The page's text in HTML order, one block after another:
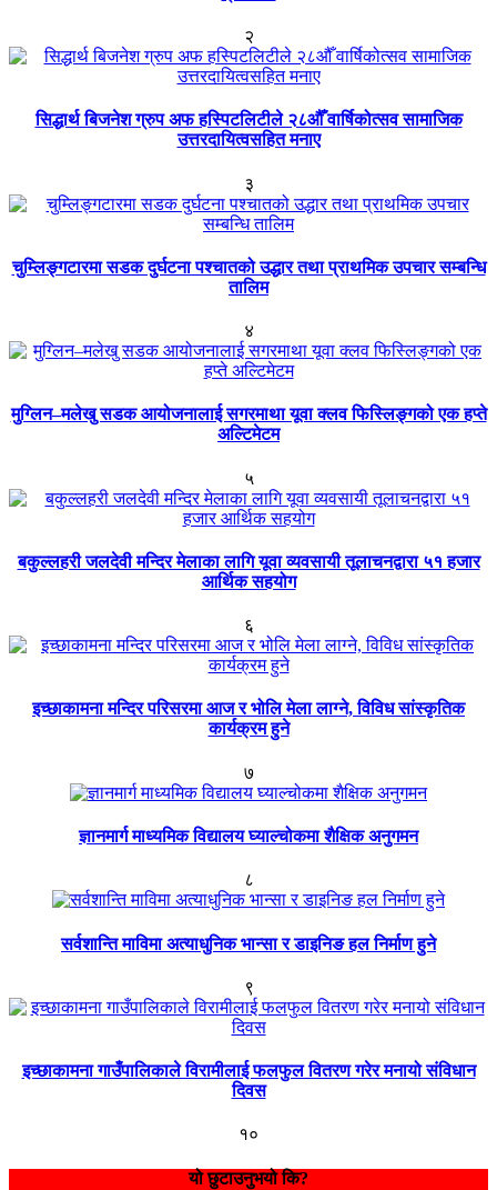
२
सिद्धार्थ बिजनेश ग्रुप अफ हस्पिटलिटीले २८औँ वार्षिकोत्सव सामाजिक
उत्तरदायित्वसहित मनाए
३
चुम्लिङ्गटारमा सडक दुर्घटना पश्चातको उद्धार तथा प्राथमिक उपचार सम्बन्धि
तालिम
४
मुग्लिन–मलेखु सडक आयोजनालाई सगरमाथा यूवा क्लव फिस्लिङ्गको एक हप्ते
अल्टिमेटम
५
बकुल्लहरी जलदेवी मन्दिर मेलाका लागि यूवा व्यवसायी तूलाचनद्वारा ५१ हजार
आर्थिक सहयोग
६
इच्छाकामना मन्दिर परिसरमा आज र भोलि मेला लाग्ने, विविध सांस्कृतिक
कार्यक्रम हुने
७
ज्ञानमार्ग माध्यमिक विद्यालय घ्याल्चोकमा शैक्षिक अनुगमन
८
सर्वशान्ति माविमा अत्याधुनिक भान्सा र डाइनिङ हल निर्माण हुने
९
इच्छाकामना गाउँपालिकाले विरामीलाई फलफुल वितरण गरेर मनायो संविधान
दिवस
१०
यो छुटाउनुभयो कि?